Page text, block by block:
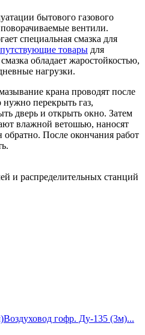
бытового газового
вентили.
специальная смазка для
товары для
обладает жаростойкостью,
нагрузки.
крана проводят после
перекрыть газ,
дверь и открыть окно. Затем
влажной ветошью, наносят
обратно. После окончания работ
и распределительных станций
Воздуховод гофр. Ду-135 (3м)...